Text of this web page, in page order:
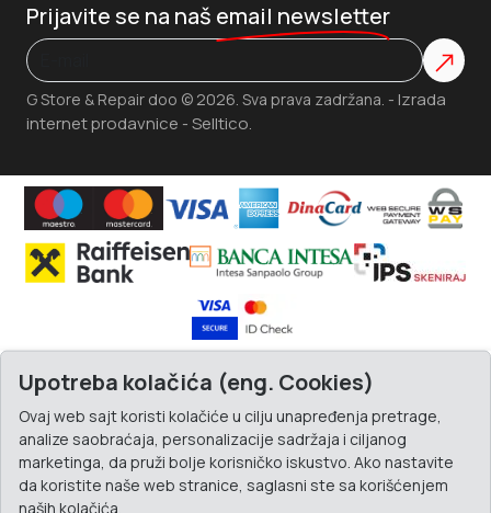
G Store & Repair doo © 2026. Sva prava zadržana. - Izrada
internet prodavnice - Selltico.
Prijavite se na naš email newsletter
Upotreba kolačića (eng. Cookies)
Ovaj web sajt koristi kolačiće u cilju unapređenja pretrage,
analize saobraćaja, personalizacije sadržaja i ciljanog
marketinga, da pruži bolje korisničko iskustvo. Ako nastavite
da koristite naše web stranice, saglasni ste sa korišćenjem
naših kolačića.